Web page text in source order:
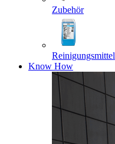
Zubehör
Reinigungsmittel
Know How